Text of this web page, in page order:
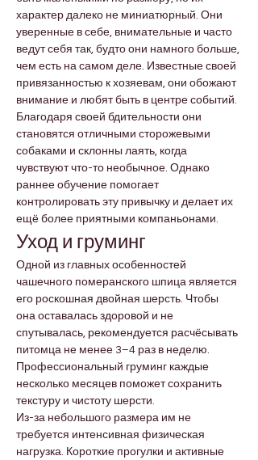
характер далеко не миниатюрный. Они
уверенные в себе, внимательные и часто
ведут себя так, будто они намного больше,
чем есть на самом деле. Известные своей
привязанностью к хозяевам, они обожают
внимание и любят быть в центре событий.
Благодаря своей бдительности они
становятся отличными сторожевыми
собаками и склонны лаять, когда
чувствуют что-то необычное. Однако
раннее обучение помогает
контролировать эту привычку и делает их
ещё более приятными компаньонами.
Уход и груминг
Одной из главных особенностей
чашечного померанского шпица является
его роскошная двойная шерсть. Чтобы
она оставалась здоровой и не
спутывалась, рекомендуется расчёсывать
питомца не менее 3–4 раз в неделю.
Профессиональный груминг каждые
несколько месяцев поможет сохранить
текстуру и чистоту шерсти.
Из-за небольшого размера им не
требуется интенсивная физическая
нагрузка. Короткие прогулки и активные